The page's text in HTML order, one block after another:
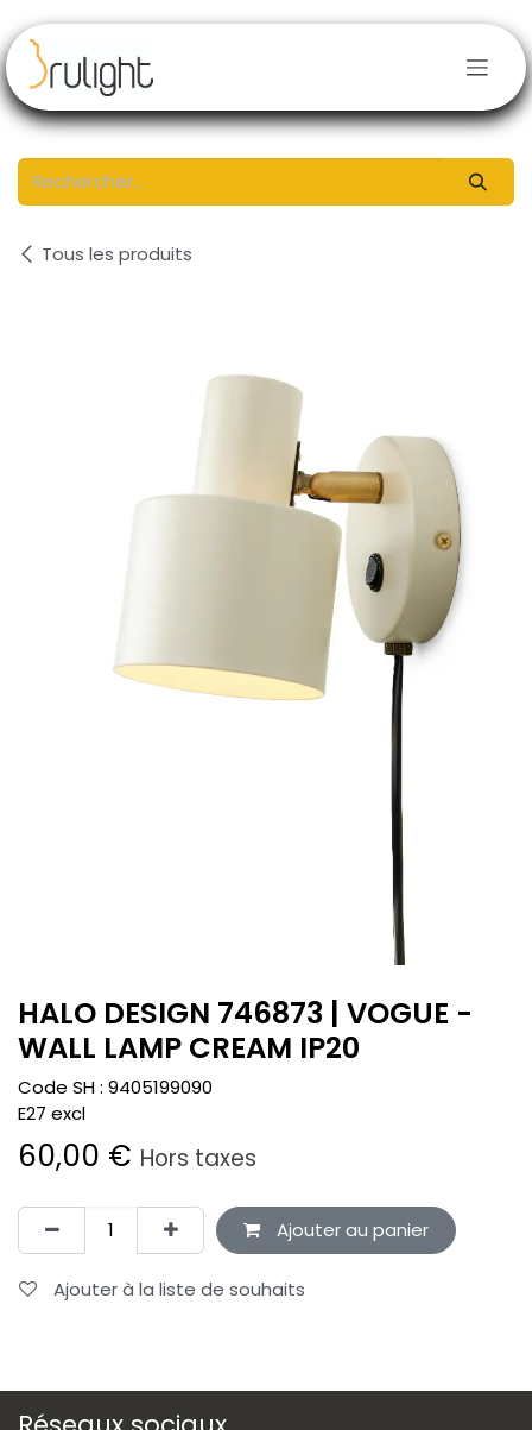
Tous les produits
HALO DESIGN 746873 | VOGUE -
WALL LAMP CREAM IP20
Code SH : 9405199090
E27 excl
60,00 € Hors taxes
Ajouter au panier
Ajouter à la liste de souhaits